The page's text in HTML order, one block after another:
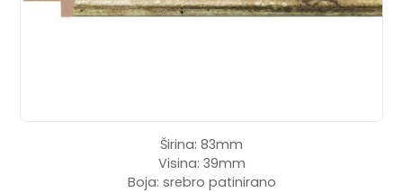
Širina: 83mm
Visina: 39mm
Boja: srebro patinirano